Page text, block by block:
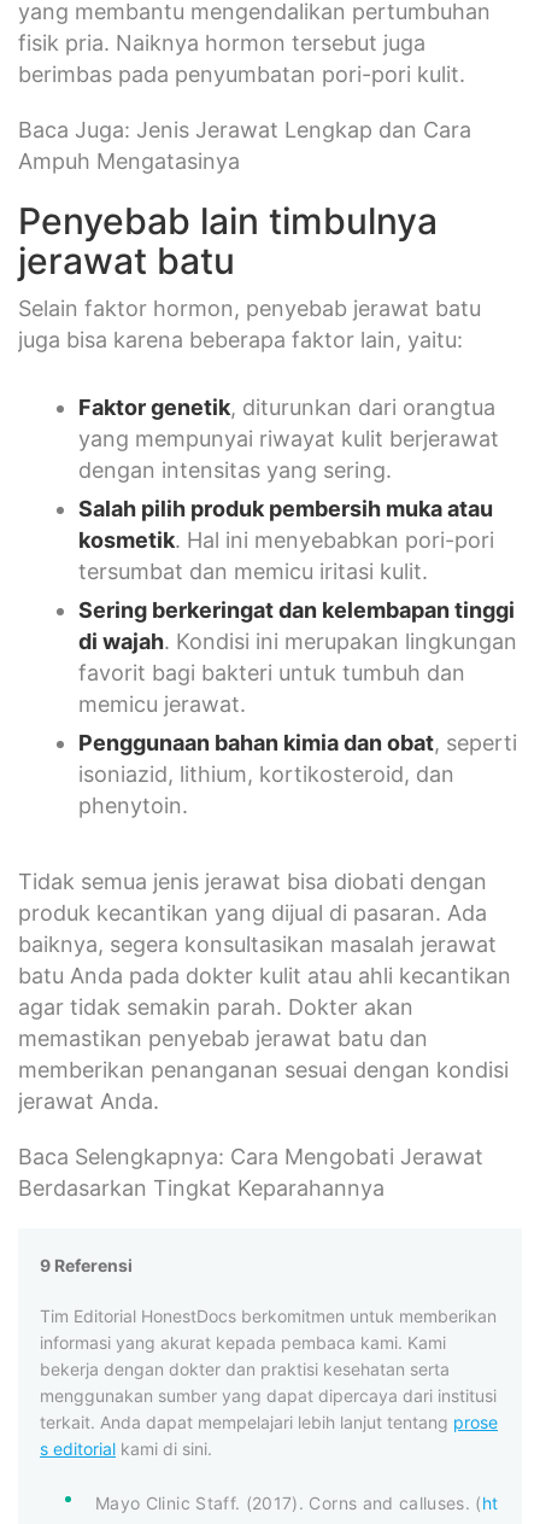
yang membantu mengendalikan pertumbuhan
fisik pria. Naiknya hormon tersebut juga
berimbas pada penyumbatan pori-pori kulit.
Baca Juga: Jenis Jerawat Lengkap dan Cara
Ampuh Mengatasinya
Penyebab lain timbulnya
jerawat batu
Selain faktor hormon, penyebab jerawat batu
juga bisa karena beberapa faktor lain, yaitu:
Faktor genetik, diturunkan dari orangtua
yang mempunyai riwayat kulit berjerawat
dengan intensitas yang sering.
Salah pilih produk pembersih muka atau
kosmetik. Hal ini menyebabkan pori-pori
tersumbat dan memicu iritasi kulit.
Sering berkeringat dan kelembapan tinggi
di wajah. Kondisi ini merupakan lingkungan
favorit bagi bakteri untuk tumbuh dan
memicu jerawat.
Penggunaan bahan kimia dan obat, seperti
isoniazid, lithium, kortikosteroid, dan
phenytoin.
Tidak semua jenis jerawat bisa diobati dengan
produk kecantikan yang dijual di pasaran. Ada
baiknya, segera konsultasikan masalah jerawat
batu Anda pada dokter kulit atau ahli kecantikan
agar tidak semakin parah. Dokter akan
memastikan penyebab jerawat batu dan
memberikan penanganan sesuai dengan kondisi
jerawat Anda.
Baca Selengkapnya: Cara Mengobati Jerawat
Berdasarkan Tingkat Keparahannya
9 Referensi
Tim Editorial HonestDocs berkomitmen untuk memberikan
informasi yang akurat kepada pembaca kami. Kami
bekerja dengan dokter dan praktisi kesehatan serta
menggunakan sumber yang dapat dipercaya dari institusi
terkait. Anda dapat mempelajari lebih lanjut tentang prose
s editorial kami di sini.
Mayo Clinic Staff. (2017). Corns and calluses. (ht